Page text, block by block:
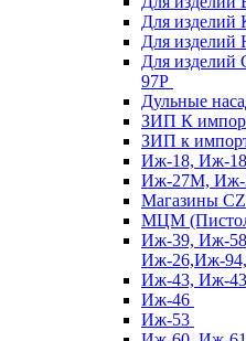
Для
Для
Для
97Р
Дульные
ЗИП К
ЗИП к
Иж-18, Иж-
Иж-27М,
Магазины CZ
МЦМ
Иж-39, Иж-
Иж-26,Иж-
Иж-43, Иж-
Иж-46
Иж-53